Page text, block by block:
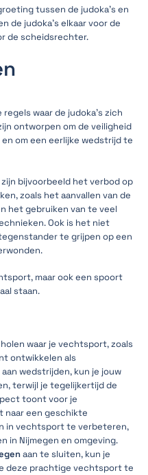
tussen de judoka’s en
de judoka’s elkaar voor de
de scheidsrechter.
waar de judoka’s zich
ontworpen om de veiligheid
om een eerlijke wedstrijd te
bijvoorbeeld het verbod op
zoals het aanvallen van de
het gebruiken van te veel
Ook is het niet
te grijpen op een
maar ook een spoort
staan.
waar je vechtsport, zoals
ontwikkelen als
wedstrijden, kun je jouw
terwijl je tegelijkertijd de
toont voor je
naar een geschikte
in vechtsport te verbeteren,
in Nijmegen en omgeving.
aan te sluiten, kun je
deze prachtige vechtsport te